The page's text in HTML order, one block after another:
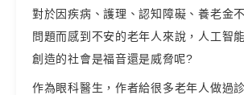
對於因疾病、護理、認知障礙、養老金
問題而感到不安的老年人來說，人工智
創造的社會是福音還是威脅呢?
作為眼科醫生，作者給很多老年人做過